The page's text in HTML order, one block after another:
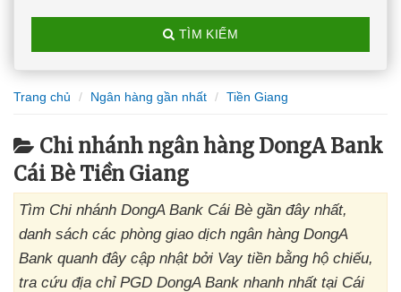
TÌM KIẾM
Trang chủ Ngân hàng gần nhất Tiền Giang
Chi nhánh ngân hàng DongA Bank
Cái Bè Tiền Giang
Tìm Chi nhánh DongA Bank Cái Bè gần đây nhất,
danh sách các phòng giao dịch ngân hàng DongA
Bank quanh đây cập nhật bởi Vay tiền bằng hộ chiếu,
tra cứu địa chỉ PGD DongA Bank nhanh nhất tại Cái